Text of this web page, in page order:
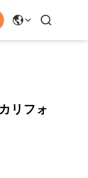
リフォ